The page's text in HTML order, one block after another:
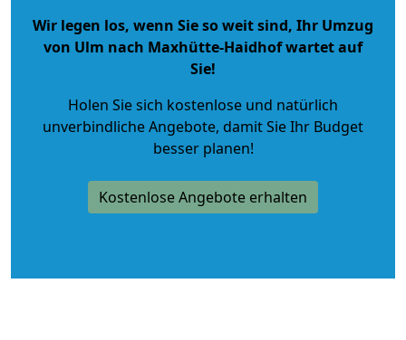
Wir legen los, wenn Sie so weit sind, Ihr Umzug
von Ulm nach Maxhütte-Haidhof wartet auf
Sie!
Holen Sie sich kostenlose und natürlich
unverbindliche Angebote, damit Sie Ihr Budget
besser planen!
Kostenlose Angebote erhalten